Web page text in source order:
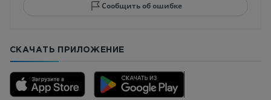
Сообщить об ошибке
СКАЧАТЬ ПРИЛОЖЕНИЕ